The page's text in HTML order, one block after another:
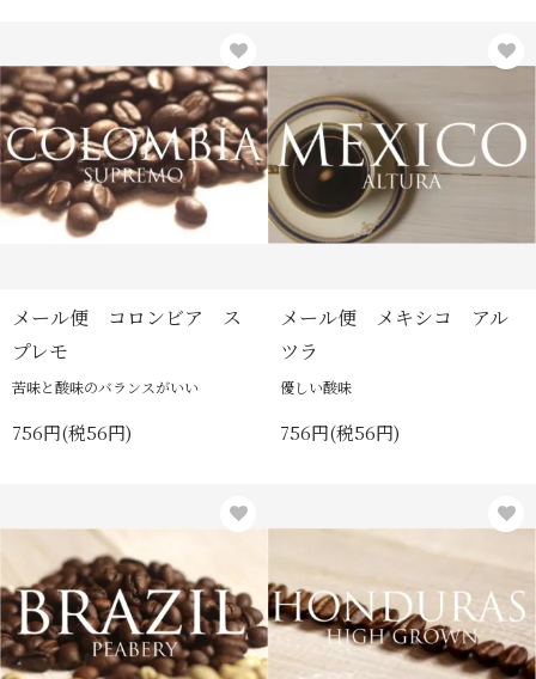
メール便 コロンビア ス
プレモ
苦味と酸味のバランスがいい
756円(税56円)
メール便 メキシコ アル
ツラ
優しい酸味
756円(税56円)